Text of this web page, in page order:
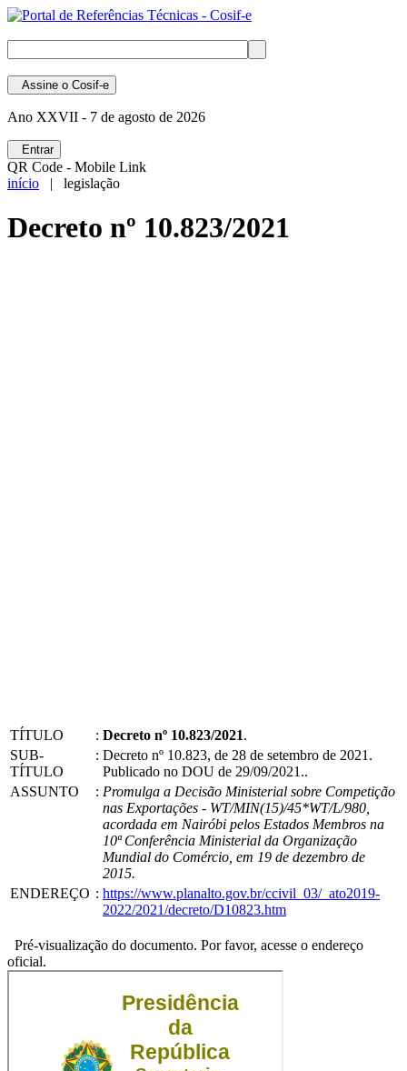
Assine o Cosif-e
Ano XXVII - 7 de agosto de 2026
Entrar
QR Code - Mobile Link
início | legislação
Decreto nº 10.823/2021
TÍTULO : Decreto nº 10.823/2021.
SUB-
TÍTULO
: Decreto nº 10.823, de 28 de setembro de 2021.
Publicado no DOU de 29/09/2021..
ASSUNTO
: Promulga a Decisão Ministerial sobre Competição
nas Exportações - WT/MIN(15)/45*WT/L/980,
acordada em Nairóbi pelos Estados Membros na
10ª Conferência Ministerial da Organização
Mundial do Comércio, em 19 de dezembro de
2015.
ENDEREÇO : https://www.planalto.gov.br/ccivil_03/_ato2019-
2022/2021/decreto/D10823.htm
Pré-visualização do documento. Por favor, acesse o endereço
oficial.